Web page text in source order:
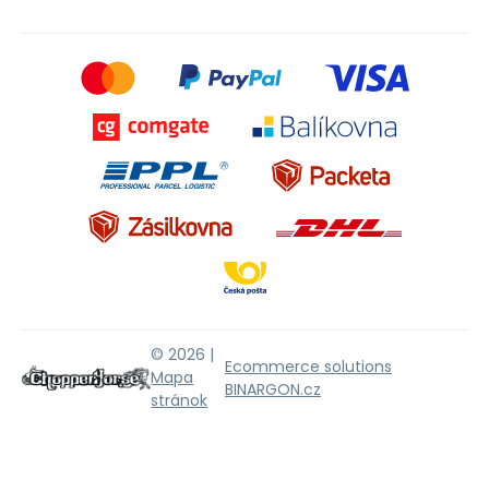
© 2026 |
Mapa
stránok
Ecommerce solutions
BINARGON.cz